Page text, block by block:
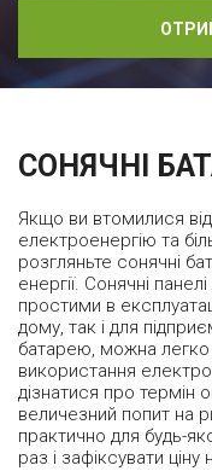
СОНЯЧНІ
Якщо ви втомилися від
електроенергію та
розгляньте сонячні
енергії. Сонячні
простими в
дому, так і для
батарею, можна легко
використання
дізнатися про термін
величезний попит на
практично для будь-
раз і зафіксувати ціну